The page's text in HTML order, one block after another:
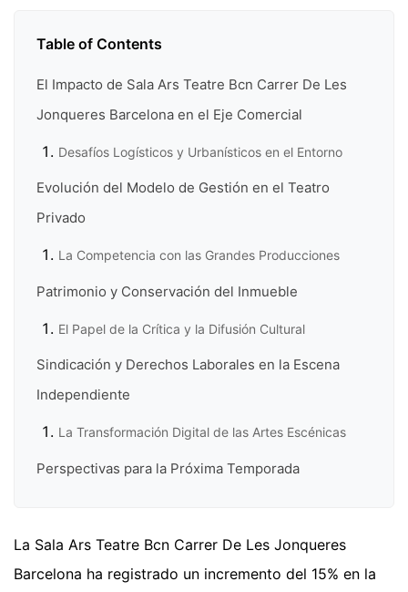
Table of Contents
El Impacto de Sala Ars Teatre Bcn Carrer De Les
Jonqueres Barcelona en el Eje Comercial
Desafíos Logísticos y Urbanísticos en el Entorno
Evolución del Modelo de Gestión en el Teatro
Privado
La Competencia con las Grandes Producciones
Patrimonio y Conservación del Inmueble
El Papel de la Crítica y la Difusión Cultural
Sindicación y Derechos Laborales en la Escena
Independiente
La Transformación Digital de las Artes Escénicas
Perspectivas para la Próxima Temporada
La Sala Ars Teatre Bcn Carrer De Les Jonqueres
Barcelona ha registrado un incremento del 15% en la